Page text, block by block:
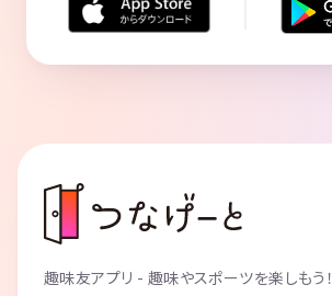
趣味友アプリ - 趣味やスポーツを楽しもう！